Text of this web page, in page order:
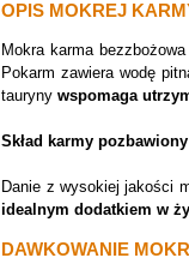
OPIS MOKREJ
Mokra karma bezzbożowa
Pokarm zawiera wodę
taurynywspomaga
Skład karmy
Danie z wysokiej jakości
idealnym dodatkiem w
DAWKOWANIE